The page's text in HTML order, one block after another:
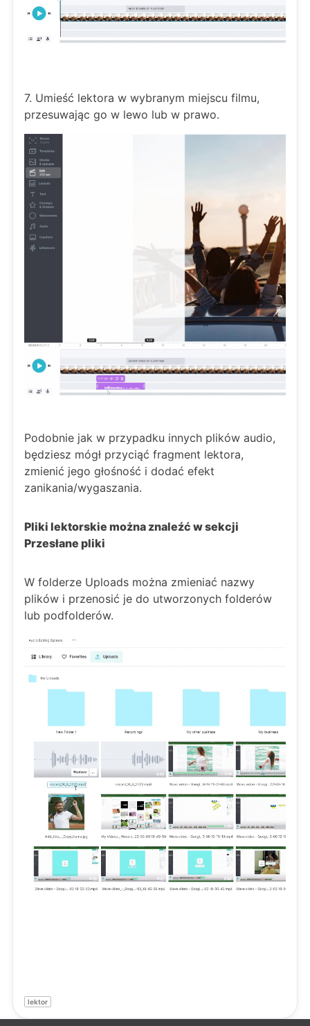
7. Umieść lektora w wybranym miejscu filmu,
przesuwając go w lewo lub w prawo.
Podobnie jak w przypadku innych plików audio,
będziesz mógł przyciąć fragment lektora,
zmienić jego głośność i dodać efekt
zanikania/wygaszania.
Pliki lektorskie można znaleźć w sekcji
Przesłane pliki
W folderze Uploads można zmieniać nazwy
plików i przenosić je do utworzonych folderów
lub podfolderów.
lektor